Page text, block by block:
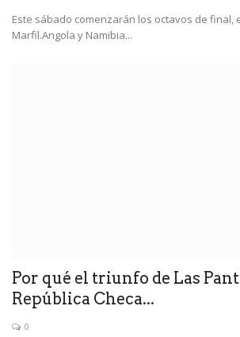
Este sábado comenzarán los octavos de final,
Marfil.Angola y Namibia...
Por qué el triunfo de Las
República Checa...
0